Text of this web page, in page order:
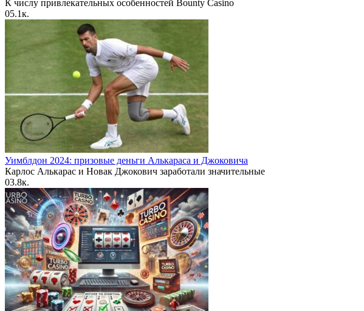
К числу привлекательных особенностей Bounty Casino
05.1к.
Уимблдон 2024: призовые деньги Алькараса и Джоковича
Карлос Алькарас и Новак Джокович заработали значительные
03.8к.